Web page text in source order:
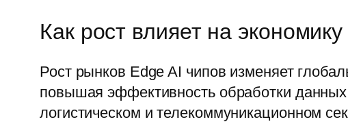
Как рост влияет на экономику
Рост рынков Edge AI чипов изменяет
повышая эффективность обработки
логистическом и телекоммуникационном